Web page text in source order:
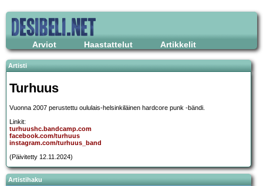
Arviot Haastattelut Artikkelit
Artisti
Turhuus
Vuonna 2007 perustettu oululais-helsinkiläinen hardcore punk -bändi.
Linkit:
turhuushc.bandcamp.com
facebook.com/turhuus
instagram.com/turhuus_band
(Päivitetty 12.11.2024)
Artistihaku